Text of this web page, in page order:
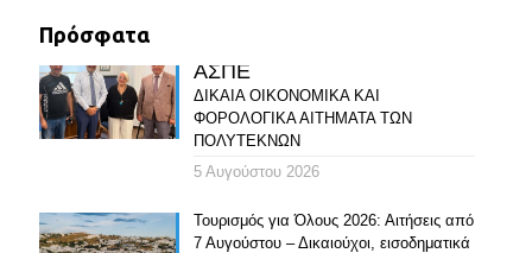
Πρόσφατα
ΑΣΠΕ
ΔΙΚΑΙΑ ΟΙΚΟΝΟΜΙΚΑ ΚΑΙ
ΦΟΡΟΛΟΓΙΚΑ ΑΙΤΗΜΑΤΑ ΤΩΝ
ΠΟΛΥΤΕΚΝΩΝ
5 Αυγούστου 2026
Τουρισμός για Όλους 2026: Αιτήσεις από
7 Αυγούστου – Δικαιούχοι, εισοδηματικά